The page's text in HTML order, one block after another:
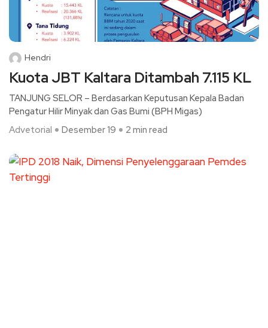
Hendri
Kuota JBT Kaltara Ditambah 7.115 KL
TANJUNG SELOR – Berdasarkan Keputusan Kepala Badan
Pengatur Hilir Minyak dan Gas Bumi (BPH Migas)
Advetorial
Desember 19 2 min read